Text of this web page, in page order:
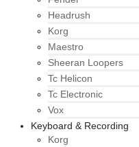
Headrush
Korg
Maestro
Sheeran Loopers
Tc Helicon
Tc Electronic
Vox
Keyboard & Recording
Korg